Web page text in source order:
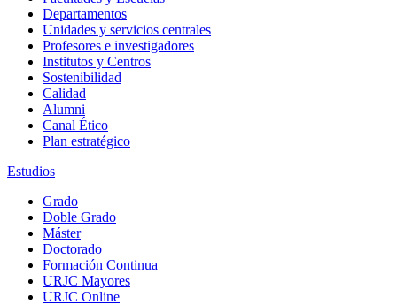
Departamentos
Unidades y servicios centrales
Profesores e investigadores
Institutos y Centros
Sostenibilidad
Calidad
Alumni
Canal Ético
Plan estratégico
Estudios
Grado
Doble Grado
Máster
Doctorado
Formación Continua
URJC Mayores
URJC Online